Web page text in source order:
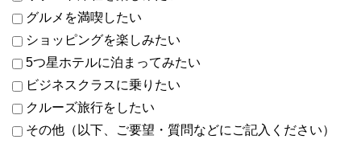
グルメを満喫したい
ショッピングを楽しみたい
5つ星ホテルに泊まってみたい
ビジネスクラスに乗りたい
クルーズ旅行をしたい
その他（以下、ご要望・質問などにご記入ください）